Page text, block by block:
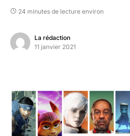
24 minutes de lecture environ
La rédaction
11 janvier 2021